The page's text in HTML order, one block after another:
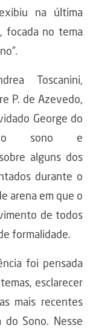
na última
, focada no tema
Toscanini,
P. de Azevedo,
George do
do sono e
alguns dos
durante o
arena em que o
de todos
formalidade.
foi pensada
esclarecer
mais recentes
do Sono. Nesse